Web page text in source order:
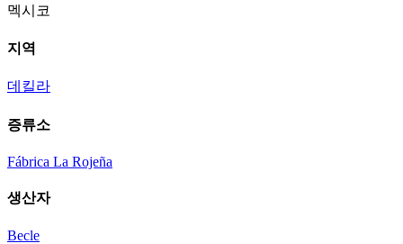
멕시코
지역
데킬라
증류소
Fábrica La Rojeña
생산자
Becle